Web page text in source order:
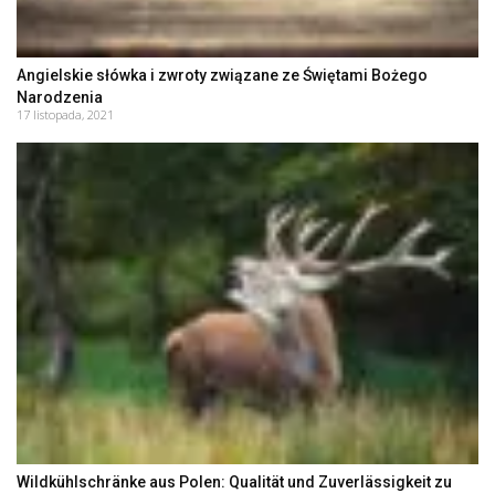
Angielskie słówka i zwroty związane ze Świętami Bożego
Narodzenia
17 listopada, 2021
Wildkühlschränke aus Polen: Qualität und Zuverlässigkeit zu